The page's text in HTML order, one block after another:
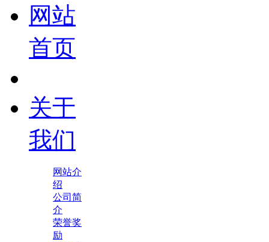
网站
首页
关于
我们
网站介
绍
公司简
介
荣誉奖
励